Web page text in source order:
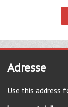
Adresse
Use this address